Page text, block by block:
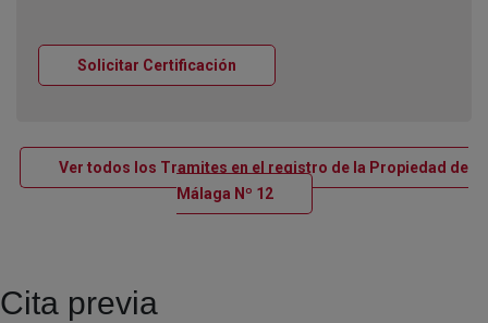
Solicitar Certificación
Ver todos los Tramites en el registro de la Propiedad de
Málaga Nº 12Ventana nueva
Cita previa